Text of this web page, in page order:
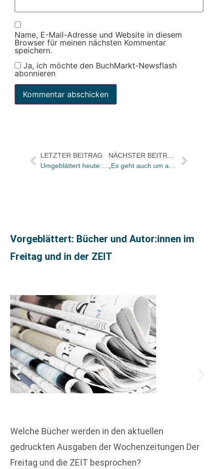
Name, E-Mail-Adresse und Website in diesem
Browser für meinen nächsten Kommentar
speichern.
Ja, ich möchte den BuchMarkt-Newsflash
abonnieren
LETZTER BEITRAG
Umgeblättert heute: Der australische Dichter Les Murray ist gestorben
NÄCHSTER BEITRAG
„Es geht auch um alternative Lebensformen, unsere heutige Wegwerfgesellschaft und den schönen Schein der sozialen Medien“
Vorgeblättert: Bücher und Autor:innen im
Freitag und in der ZEIT
Welche Bücher werden in den aktuellen
gedruckten Ausgaben der Wochenzeitungen Der
Freitag und die ZEIT besprochen?